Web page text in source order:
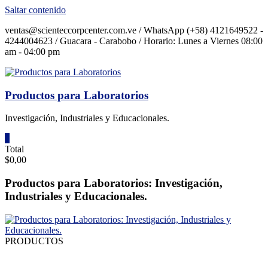
Saltar contenido
ventas@scienteccorpcenter.com.ve / WhatsApp (+58) 4121649522 -
4244004623 / Guacara - Carabobo / Horario: Lunes a Viernes 08:00
am - 04:00 pm
Productos para Laboratorios
Investigación, Industriales y Educacionales.
Total
$0,00
Productos para Laboratorios: Investigación,
Industriales y Educacionales.
PRODUCTOS